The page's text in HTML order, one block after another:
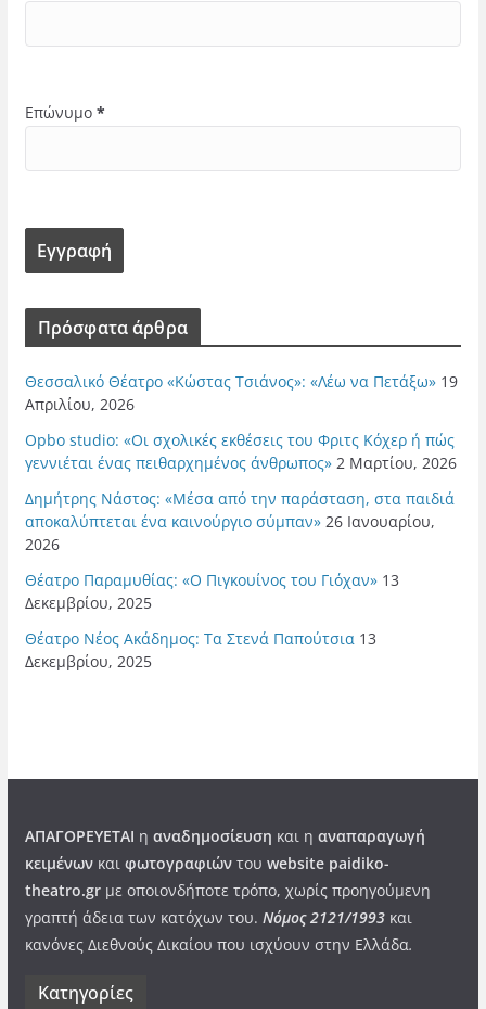
Επώνυμο *
Πρόσφατα άρθρα
Θεσσαλικό Θέατρο «Κώστας Τσιάνος»: «Λέω να Πετάξω» 19
Απριλίου, 2026
Opbo studio: «Οι σχολικές εκθέσεις του Φριτς Κόχερ ή πώς
γεννιέται ένας πειθαρχημένος άνθρωπος» 2 Μαρτίου, 2026
Δημήτρης Νάστος: «Μέσα από την παράσταση, στα παιδιά
αποκαλύπτεται ένα καινούργιο σύμπαν» 26 Ιανουαρίου,
2026
Θέατρο Παραμυθίας: «Ο Πιγκουίνος του Γιόχαν» 13
Δεκεμβρίου, 2025
Θέατρο Νέος Ακάδημος: Τα Στενά Παπούτσια 13
Δεκεμβρίου, 2025
ΑΠΑΓΟΡΕΥΕΤΑΙ η αναδημοσίευση και η αναπαραγωγή
κειμένωνκαι φωτογραφιώντου website paidiko-
theatro.grμε οποιονδήποτε τρόπο, χωρίς προηγούμενη
γραπτή άδεια των κατόχων του. Νόμος 2121/1993και
κανόνες Διεθνούς Δικαίου που ισχύουν στην Ελλάδα.
Kατηγορίες